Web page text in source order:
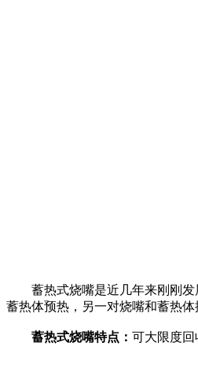
蓄热式烧嘴是近几年来刚刚发
蓄热体预热，另一对烧嘴和蓄热
蓄热式烧嘴特点： 可大限度回